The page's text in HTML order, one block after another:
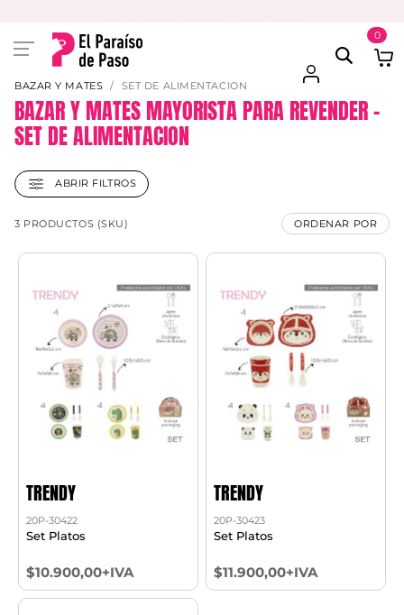
0
BAZAR Y MATES SET DE ALIMENTACION
BAZAR Y MATES MAYORISTA PARA REVENDER –
SET DE ALIMENTACION
ABRIR FILTROS
3 PRODUCTOS (SKU) ORDENAR POR
TRENDY
20P-30422
Set Platos
$10.900,00+IVA
TRENDY
20P-30423
Set Platos
$11.900,00+IVA